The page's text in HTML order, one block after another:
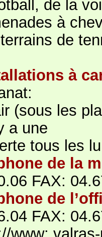
de la
à
de
à
(sous les
a une
tous les
de la
FAX:
de
FAX:
www: